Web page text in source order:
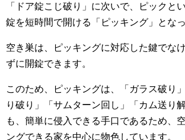
「ドア錠こじ破り」に次いで、ピックと
錠を短時間で開ける「ピッキング」となっ
空き巣は、ピッキングに対応した鍵でな
ずに開錠できます。
このため、ピッキングは、「ガラス破り
り破り」「サムターン回し」「カム送り
も、簡単に侵入できる手口であるため、
ングできる家を中心に物色しています。